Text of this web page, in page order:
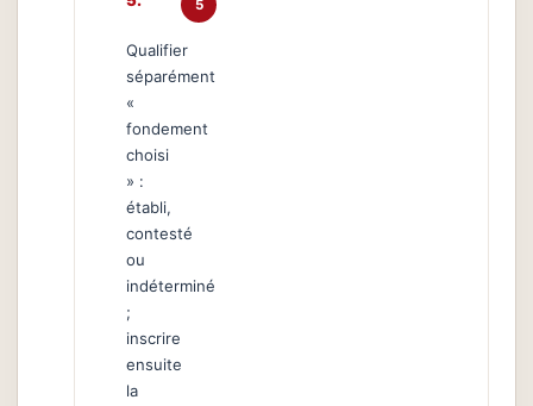
5
Qualifier
séparément
«
fondement
choisi
» :
établi,
contesté
ou
indéterminé
;
inscrire
ensuite
la